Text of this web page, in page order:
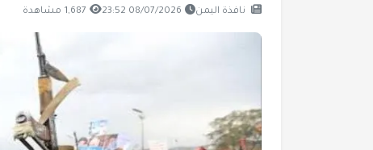
نافذة اليمن 08/07/2026 23:52 1,687 مشاهدة